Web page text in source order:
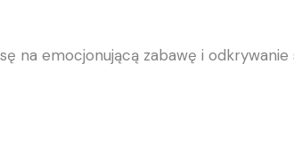
na emocjonującą zabawę i